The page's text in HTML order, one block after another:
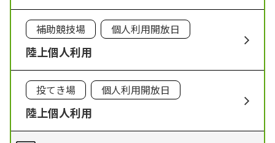
補助競技場 個人利用開放日
陸上個人利用
投てき場 個人利用開放日
陸上個人利用